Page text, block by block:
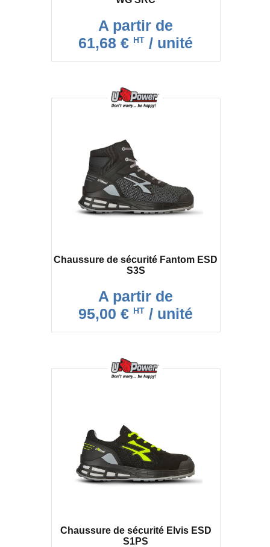
A partir de
61,68 € HT / unité
Chaussure de sécurité Fantom ESD
S3S
A partir de
95,00 € HT / unité
Chaussure de sécurité Elvis ESD
S1PS